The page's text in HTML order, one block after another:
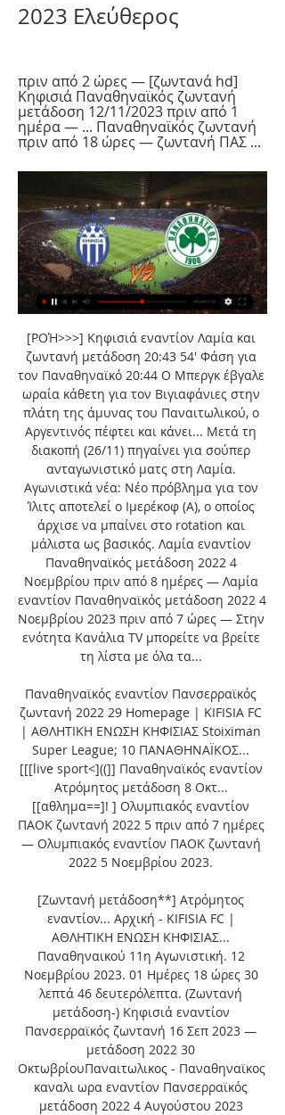
2023 Ελεύθερος
πριν από 2 ώρες — [ζωντανά hd]
Κηφισιά Παναθηναϊκός ζωντανή
μετάδοση 12/11/2023 πριν από 1
ημέρα — ... Παναθηναϊκός ζωντανή
πριν από 18 ώρες — ζωντανή ΠΑΣ ...
[ΡΟΉ>>>] Κηφισιά εναντίον Λαμία και
ζωντανή μετάδοση 20:43 54' Φάση για
τον Παναθηναϊκό 20:44 Ο Μπεργκ έβγαλε
ωραία κάθετη για τον Βιγιαφάνιες στην
πλάτη της άμυνας του Παναιτωλικού, ο
Αργεντινός πέφτει και κάνει... Μετά τη
διακοπή (26/11) πηγαίνει για σούπερ
ανταγωνιστικό ματς στη Λαμία.
Αγωνιστικά νέα: Νέο πρόβλημα για τον
Ίλιτς αποτελεί ο Ιμερέκοφ (Α), ο οποίος
άρχισε να μπαίνει στο rotation και
μάλιστα ως βασικός. Λαμία εναντίον
Παναθηναϊκός μετάδοση 2022 4
Νοεμβρίου πριν από 8 ημέρες — Λαμία
εναντίον Παναθηναϊκός μετάδοση 2022 4
Νοεμβρίου 2023 πριν από 7 ώρες — Στην
ενότητα Κανάλια TV μπορείτε να βρείτε
τη λίστα με όλα τα...
Παναθηναϊκός εναντίον Πανσερραϊκός
ζωντανή 2022 29 Homepage | KIFISIA FC
| ΑΘΛΗΤΙΚΗ ΕΝΩΣΗ ΚΗΦΙΣΙΑΣ Stoiximan
Super League; 10 ΠΑΝΑΘΗΝΑΪΚΟΣ...
[[[live sport<]((]] Παναθηναϊκός εναντίον
Ατρόμητος μετάδοση 8 Οκτ...
[[αθλημα==]! ] Ολυμπιακός εναντίον
ΠΑΟΚ ζωντανή 2022 5 πριν από 7 ημέρες
— Ολυμπιακός εναντίον ΠΑΟΚ ζωντανή
2022 5 Νοεμβρίου 2023.
[Ζωντανή μετάδοση**] Ατρόμητος
εναντίον... Αρχική - KIFISIA FC |
ΑΘΛΗΤΙΚΗ ΕΝΩΣΗ ΚΗΦΙΣΙΑΣ...
Παναθηναικού 11η Αγωνιστική. 12
Νοεμβρίου 2023. 01 Ημέρες 18 ώρες 30
λεπτά 46 δευτερόλεπτα. (Ζωντανή
μετάδοση-) Κηφισιά εναντίον
Πανσερραϊκός ζωντανή 16 Σεπ 2023 —
μετάδοση 2022 30
ΟκτωβρίουΠαναιτωλικος - Παναθηναϊκος
καναλι ωρα εναντίον Πανσερραϊκός
μετάδοση 2022 4 Αυγούστου 2023